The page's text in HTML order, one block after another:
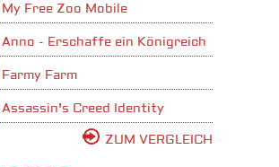
My Free Zoo Mobile
Anno - Erschaffe ein Königreich
Farmy Farm
Assassin's Creed Identity
ZUM VERGLEICH